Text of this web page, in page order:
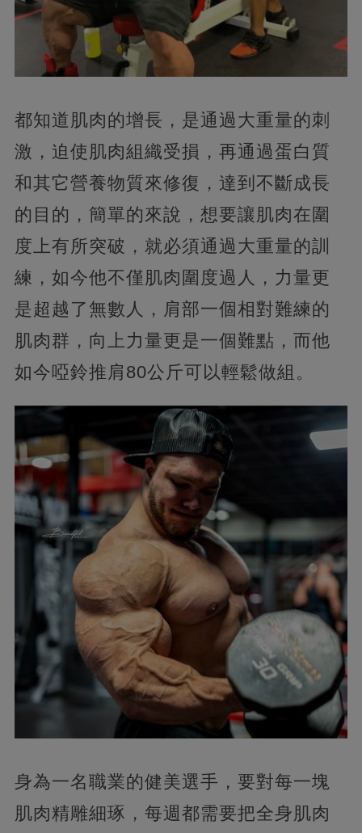
都知道肌肉的增長，是通過大重量的刺
激，迫使肌肉組織受損，再通過蛋白質
和其它營養物質來修復，達到不斷成長
的目的，簡單的來說，想要讓肌肉在圍
度上有所突破，就必須通過大重量的訓
練，如今他不僅肌肉圍度過人，力量更
是超越了無數人，肩部一個相對難練的
肌肉群，向上力量更是一個難點，而他
如今啞鈴推肩80公斤可以輕鬆做組。
身為一名職業的健美選手，要對每一塊
肌肉精雕細琢，每週都需要把全身肌肉